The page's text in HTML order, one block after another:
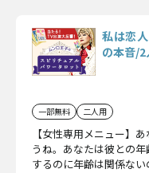
私は恋
の本音/
一部無料 二人用
【女性専用メニュー】
うね。あなたは彼との
するのに年齢は関係な